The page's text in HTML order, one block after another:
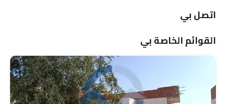
اتصل بي
القوائم الخاصة بي